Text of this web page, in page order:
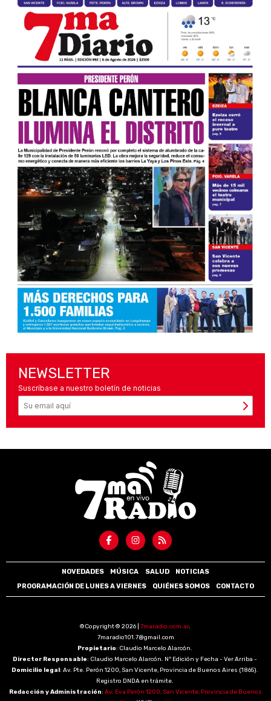
NEWSLETTER
Suscríbase a nuestro boletín de noticias
NOVEDADES MÚSICA SALUD
NOTICIAS
PROGRAMACIÓN DE LUNES A VIERNES
QUIÉNES SOMOS CONTACTO
©Copyright © 2026 | 7maradio.com.ar.
7maradio101.7@gmail.com
Propietario: Claudio Marcelo Alarcón.
Director Responsable: Claudio Marcelo Alarcón. Nº Edición y Fecha - Ver Arriba -
Domicilio legal: Av. Pte. Perón 1200, San Vicente, Provincia de Buenos Aires (1865).
Registro DNDA en trámite.
Redacción y Administración: Av. Eva Perón 1200, San Vicente, Provincia de Buenos